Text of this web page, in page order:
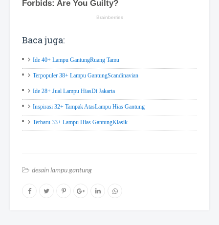
Baca juga:
Ide 40+ Lampu GantungRuang Tamu
Terpopuler 38+ Lampu GantungScandinavian
Ide 28+ Jual Lampu HiasDi Jakarta
Inspirasi 32+ Tampak AtasLampu Hias Gantung
Terbaru 33+ Lampu Hias GantungKlasik
desain lampu gantung